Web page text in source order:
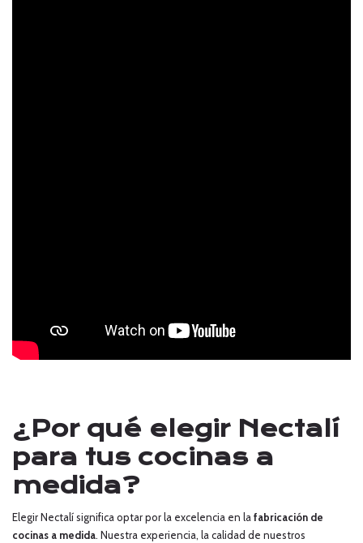
¿Por qué elegir Nectalí
para tus cocinas a
medida?
Elegir Nectalí significa optar por la excelencia en la fabricación de
cocinas a medida. Nuestra experiencia, la calidad de nuestros